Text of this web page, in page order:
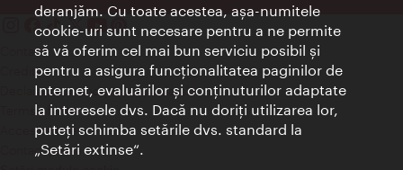
Contact
Credits
Declaraţie privind protecţia datelor
Terms of Use
Accesibilitate
Contact presa
deranjăm. Cu toate acestea, aşa-numitele
cookie-uri sunt necesare pentru a ne permite
să vă oferim cel mai bun serviciu posibil şi
pentru a asigura funcţionalitatea paginilor de
Internet, evaluărilor şi conţinuturilor adaptate
la interesele dvs. Dacă nu doriţi utilizarea lor,
puteţi schimba setările dvs. standard la
„Setări extinse“.